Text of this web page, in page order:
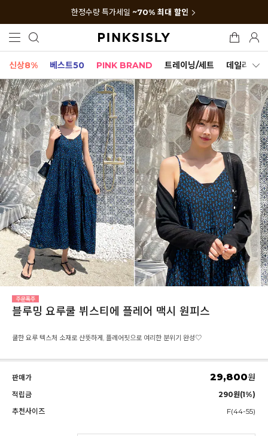
한정수량 특가세일 ~70% 최대 할인
신상8% 베스트50 PINK BRAND 트레이닝/세트 데일리세트
블루밍 요루쿨 뷔스티에 플레어 맥시 원피스
쿨한 요루 텍스처 소재로 산뜻하게, 플레어핏으로 여리한 분위기 완성♡
판매가 29,800원
적립금
290원(1%)
추천사이즈
F(44-55)